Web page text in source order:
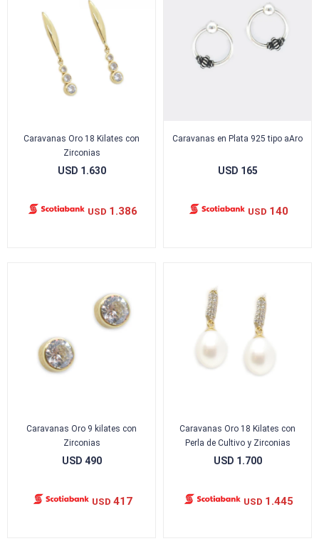
Caravanas Oro 18 Kilates con
Zirconias
USD 1.630
USD 1.386
Caravanas en Plata 925 tipo aAro
USD 165
USD 140
Caravanas Oro 9 kilates con
Zirconias
USD 490
USD 417
Caravanas Oro 18 Kilates con
Perla de Cultivo y Zirconias
USD 1.700
USD 1.445